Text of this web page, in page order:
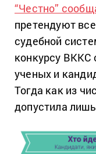
“Честно”
претендуют
судебной
конкурсу ВККС
ученых и
Тогда как из
допустила лишь